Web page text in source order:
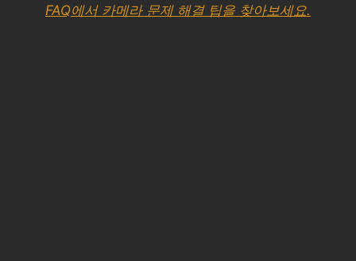
FAQ에서 카메라 문제 해결 팁을 찾아보세요.